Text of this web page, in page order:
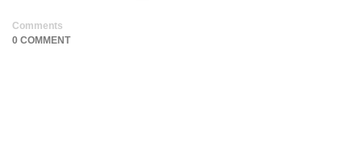
Comments
0 COMMENT